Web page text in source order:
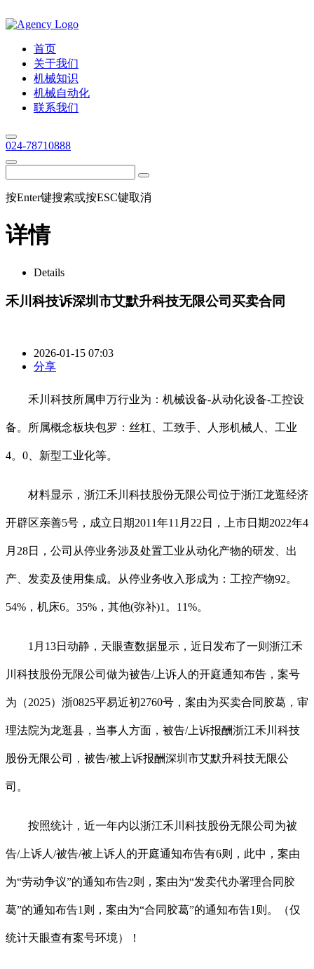
首页
关于我们
机械知识
机械自动化
联系我们
024-78710888
按Enter键搜索或按ESC键取消
详情
Details
禾川科技诉深圳市艾默升科技无限公司买卖合同
2026-01-15 07:03
分享
禾川科技所属申万行业为：机械设备-从动化设备-工控设
备。所属概念板块包罗：丝杠、工致手、人形机械人、工业
4。0、新型工业化等。
材料显示，浙江禾川科技股份无限公司位于浙江龙逛经济
开辟区亲善5号，成立日期2011年11月22日，上市日期2022年4
月28日，公司从停业务涉及处置工业从动化产物的研发、出
产、发卖及使用集成。从停业务收入形成为：工控产物92。
54%，机床6。35%，其他(弥补)1。11%。
1月13日动静，天眼查数据显示，近日发布了一则浙江禾
川科技股份无限公司做为被告/上诉人的开庭通知布告，案号
为（2025）浙0825平易近初2760号，案由为买卖合同胶葛，审
理法院为龙逛县，当事人方面，被告/上诉报酬浙江禾川科技
股份无限公司，被告/被上诉报酬深圳市艾默升科技无限公
司。
按照统计，近一年内以浙江禾川科技股份无限公司为被
告/上诉人/被告/被上诉人的开庭通知布告有6则，此中，案由
为“劳动争议”的通知布告2则，案由为“发卖代办署理合同胶
葛”的通知布告1则，案由为“合同胶葛”的通知布告1则。（仅
统计天眼查有案号环境）！